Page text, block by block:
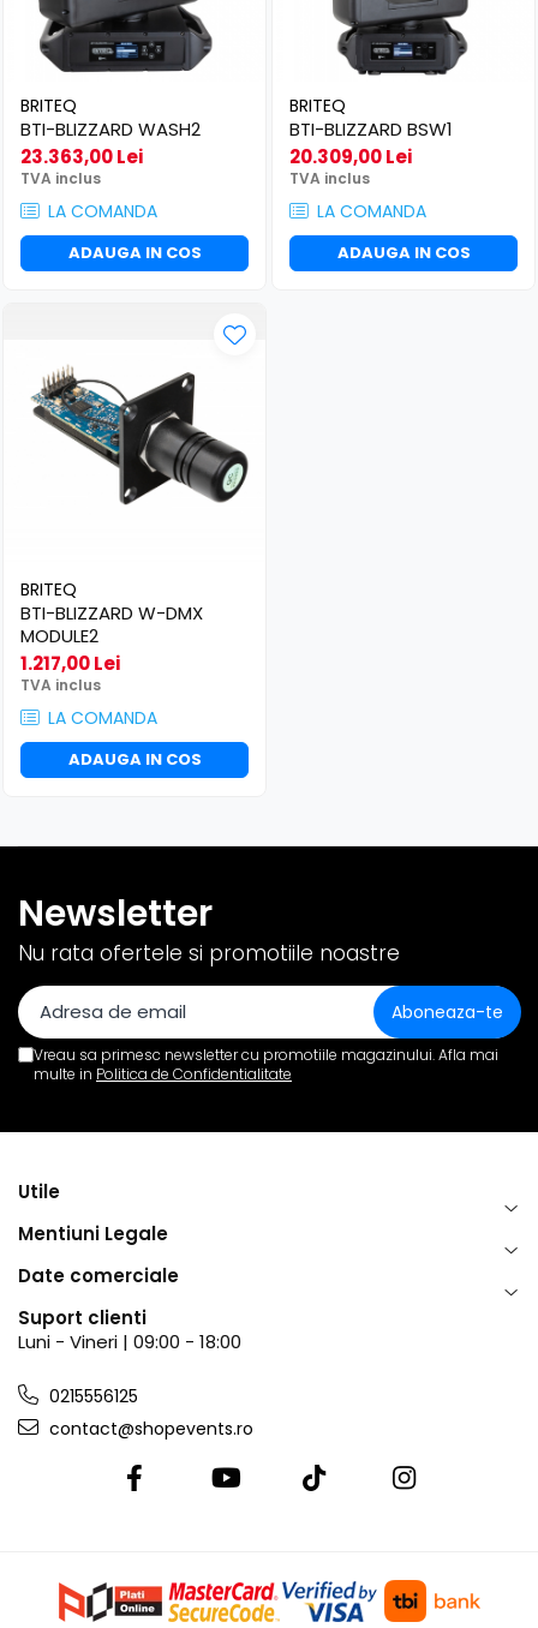
BRITEQ
BTI-BLIZZARD WASH2
23.363,00 Lei
TVA inclus
LA COMANDA
ADAUGA IN COS
BRITEQ
BTI-BLIZZARD BSW1
20.309,00 Lei
TVA inclus
LA COMANDA
ADAUGA IN COS
BRITEQ
BTI-BLIZZARD W-DMX
MODULE2
1.217,00 Lei
TVA inclus
LA COMANDA
ADAUGA IN COS
Newsletter
Nu rata ofertele si promotiile noastre
Vreau sa primesc newsletter cu promotiile magazinului. Afla mai
multe in Politica de Confidentialitate
Utile
Mentiuni Legale
Date comerciale
Suport clienti
Luni - Vineri | 09:00 - 18:00
0215556125
contact@shopevents.ro